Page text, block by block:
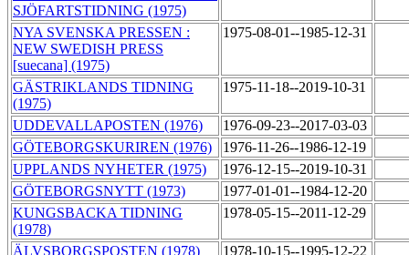
SJÖFARTSTIDNING (1975)
NYA SVENSKA PRESSEN :
NEW SWEDISH PRESS
[suecana] (1975)
1975-08-01--1985-12-31
GÄSTRIKLANDS TIDNING
(1975)
1975-11-18--2019-10-31
UDDEVALLAPOSTEN (1976)
1976-09-23--2017-03-03
GÖTEBORGSKURIREN (1976)
1976-11-26--1986-12-19
UPPLANDS NYHETER (1975)
1976-12-15--2019-10-31
GÖTEBORGSNYTT (1973)
1977-01-01--1984-12-20
KUNGSBACKA TIDNING
(1978)
1978-05-15--2011-12-29
ÄLVSBORGSPOSTEN (1978)
1978-10-15--1995-12-22